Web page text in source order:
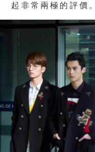
起非常兩極的評價。